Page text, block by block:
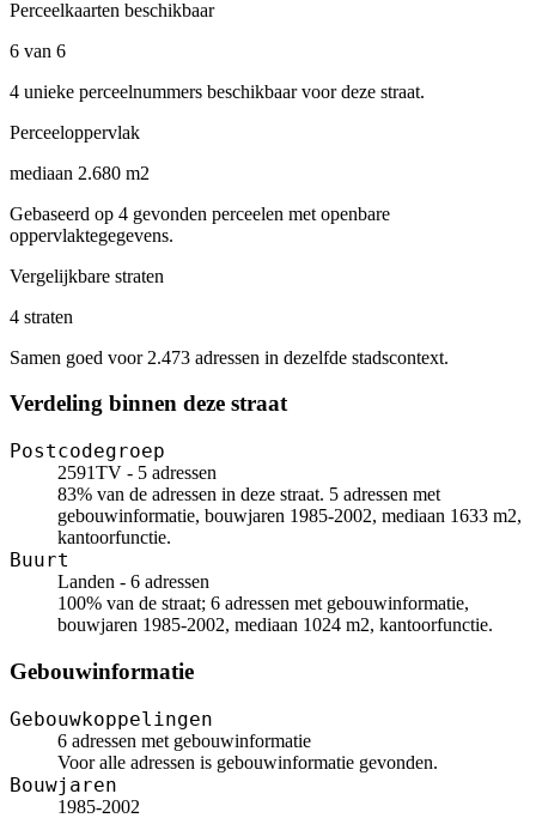
Perceelkaarten beschikbaar
6 van 6
4 unieke perceelnummers beschikbaar voor deze straat.
Perceeloppervlak
mediaan 2.680 m2
Gebaseerd op 4 gevonden perceelen met openbare
oppervlaktegegevens.
Vergelijkbare straten
4 straten
Samen goed voor 2.473 adressen in dezelfde stadscontext.
Verdeling binnen deze straat
Postcodegroep
2591TV - 5 adressen
83% van de adressen in deze straat. 5 adressen met
gebouwinformatie, bouwjaren 1985-2002, mediaan 1633 m2,
kantoorfunctie.
Buurt
Landen - 6 adressen
100% van de straat; 6 adressen met gebouwinformatie,
bouwjaren 1985-2002, mediaan 1024 m2, kantoorfunctie.
Gebouwinformatie
Gebouwkoppelingen
6 adressen met gebouwinformatie
Voor alle adressen is gebouwinformatie gevonden.
Bouwjaren
1985-2002